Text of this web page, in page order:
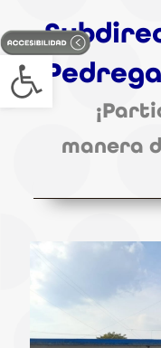
Open toolbar
manera